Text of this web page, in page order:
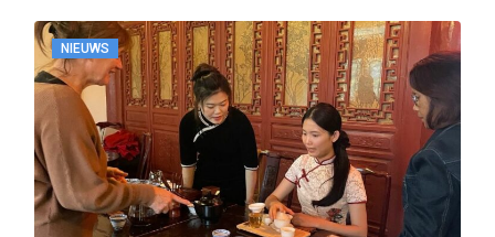
NIEUWS